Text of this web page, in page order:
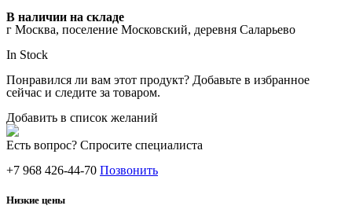
В наличии на складе
г Москва, поселение Московский, деревня Саларьево
In Stock
Понравился ли вам этот продукт? Добавьте в избранное
сейчас и следите за товаром.
Добавить в список желаний
Есть вопрос? Спросите специалиста
+7 968 426-44-70 Позвонить
Низкие цены